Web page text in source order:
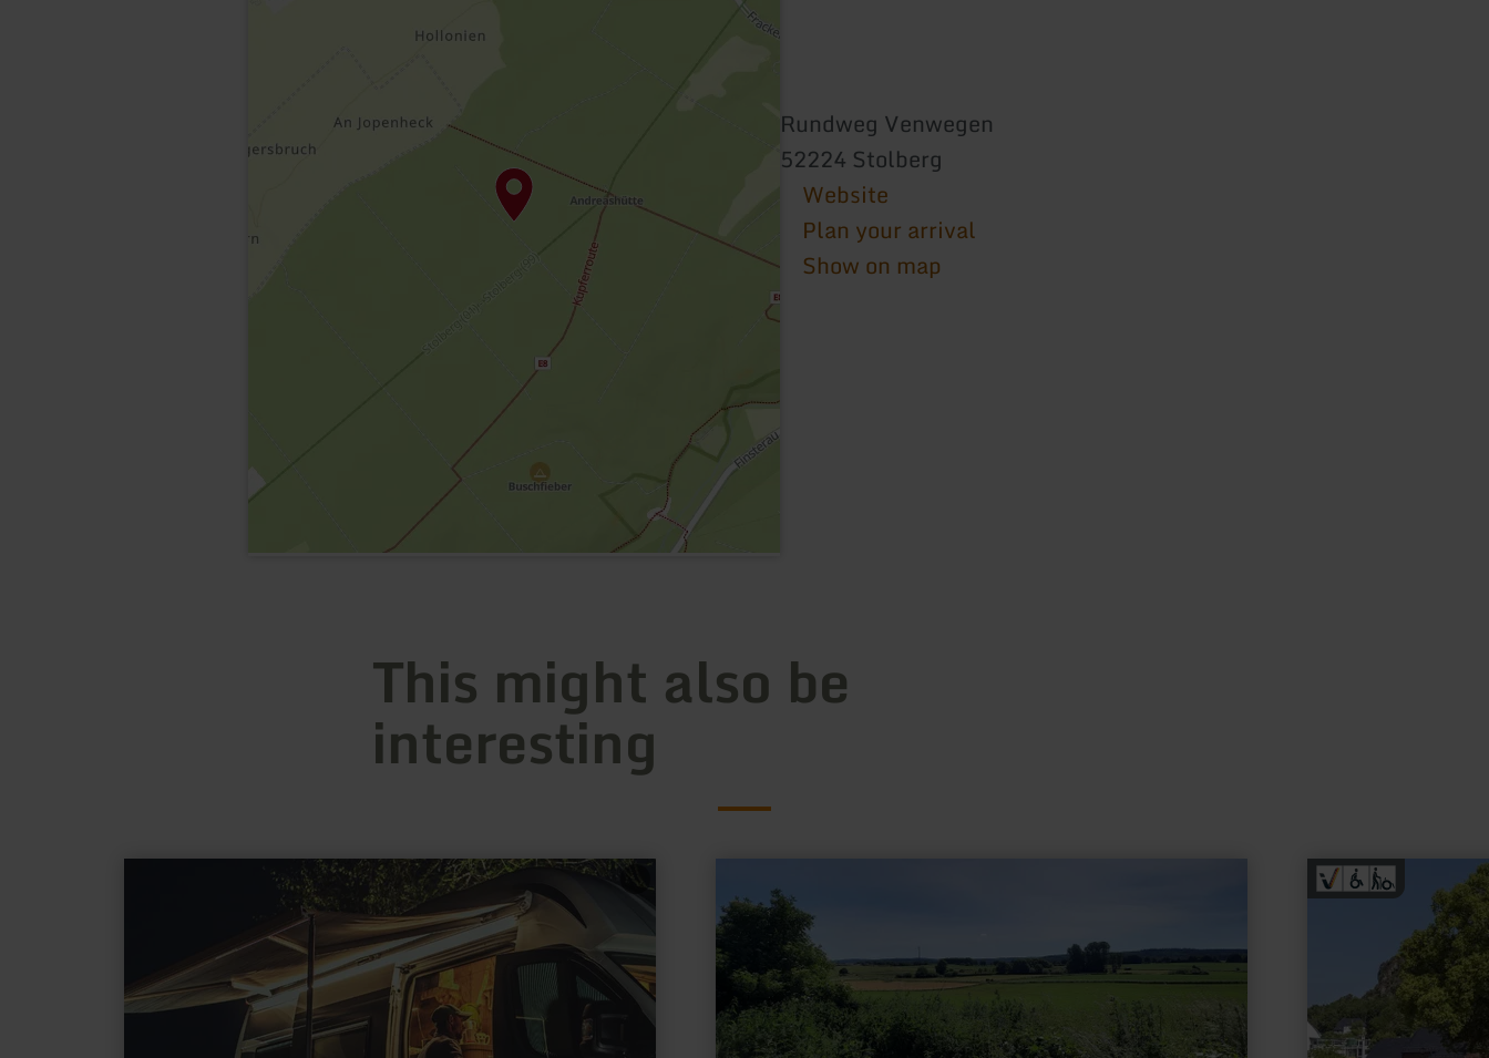
Rundweg Venwegen
52224 Stolberg
Website
Plan your arrival
Show on map
This might also be
interesting
about:
Grube
„Zufriedenheit“
learn
more
about: